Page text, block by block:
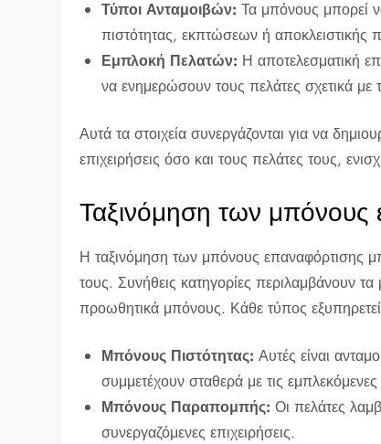
Τύποι Ανταμοιβών: Τα μπόνους μπορεί
πιστότητας, εκπτώσεων ή αποκλειστικής
Εμπλοκή Πελατών: Η αποτελεσματική
να ενημερώσουν τους πελάτες σχετικά
Αυτά τα στοιχεία συνεργάζονται για να
επιχειρήσεις όσο και τους πελάτες τους,
Ταξινόμηση των μπόνους
Η ταξινόμηση των μπόνους επαναφόρτισης
τους. Συνήθεις κατηγορίες περιλαμβάνουν
προωθητικά μπόνους. Κάθε τύπος εξυπηρετεί
Μπόνους Πιστότητας: Αυτές είναι
συμμετέχουν σταθερά με τις
Μπόνους Παραπομπής: Οι πελάτες
συνεργαζόμενες επιχειρήσεις.